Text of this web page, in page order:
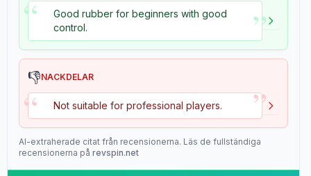
“
Good rubber for beginners with good
control.
”
👎NACKDELAR
“ Not suitable for professional players. ”
AI-extraherade citat från recensionerna. Läs de fullständiga
recensionerna på revspin.net